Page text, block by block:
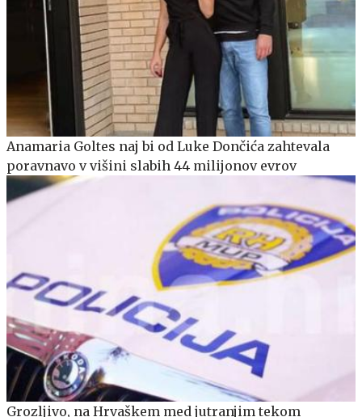
Anamaria Goltes naj bi od Luke Dončića zahtevala
poravnavo v višini slabih 44 milijonov evrov
Grozljivo, na Hrvaškem med jutranjim tekom